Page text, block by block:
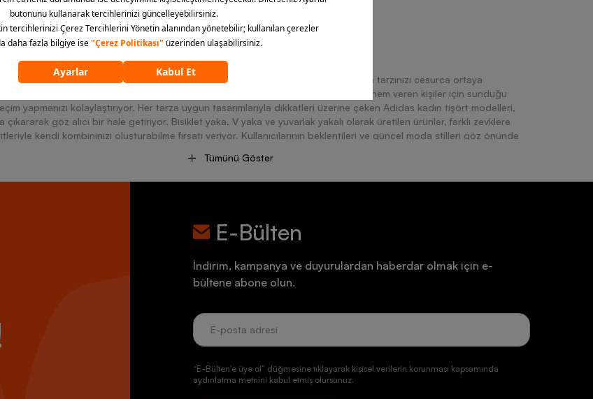
1
bir araya getiren tişörtler, Adidas tarafından kadınlar için tasarlanan modelleriyle tarzınızı cesurca ortaya
tanıyor. Farklı kalıplarda üretilen Adidas kadın tişört modelleri, dış görünüşüne önem veren kişiler için sunduğu
yapmanızı kolaylaştırıyor. Her tarza uygun tasarımlarıyla dikkatleri üzerine çeken Adidas kadın tişört modelleri,
çıkararak göz alıcı bir hale getiriyor. Bisiklet yaka, V yaka ve yuvarlak yakalı olarak üretilen ürünler, farklı zevklere
kendi kombininizi oluşturabilme fırsatı veriyor. Kullanıcılarının beklentileri ve güncel moda stilleri göz önünde
işlerinizi hallederken vücudunuzu rahatlıkla yönlendirebilmenizi sağlıyor. Desenli, grafik baskılı ve renkli
araya getiren ürünler, giyim stilinizi bir adım ileriye doğru taşıyarak aradığınız rahatlığa ulaşabilme olanağı tanıyor.
kadın tişört modellerini şort ve kot pantolon dahil her türlü alt giyim ürünü ile birlikte kombinleyebilirsiniz.
olan Adidas kadın tişörtleri, sneaker ve günlük spor ayakkabılarla kullanabilir, sportif yönünüzü ortaya
farklı renklerde tasarlanan gömleklerle birlikte giyebilir, rahat ve şık bir kombin elde edebilirsiniz.
sahip olan Adidas kadın tişörtleri, hırka ve ceket gibi üst giyim ürünleriyle kombinleyebilir, tarzınızı göz alıcı bir hale
ve düz renkli modelleri spor kıyafetlerinizle birlikte kullanabilir, outdoor aktivitelerinizi daha şık bir şekilde
Tümünü Göster
E-Bülten
İndirim, kampanya ve duyurulardan haberdar olmak için e-
bültene abone olun.
“E-Bülten’e üye ol” düğmesine tıklayarak kişisel verilerin korunması kapsamında
aydınlatma metnini kabul etmiş olursunuz.